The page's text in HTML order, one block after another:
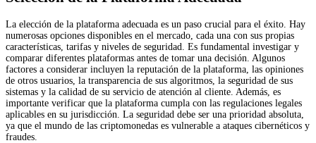
La elección de la plataforma adecuada es un paso crucial para el éxito. Hay
numerosas opciones disponibles en el mercado, cada una con sus propias
características, tarifas y niveles de seguridad. Es fundamental investigar y
comparar diferentes plataformas antes de tomar una decisión. Algunos
factores a considerar incluyen la reputación de la plataforma, las opiniones
de otros usuarios, la transparencia de sus algoritmos, la seguridad de sus
sistemas y la calidad de su servicio de atención al cliente. Además, es
importante verificar que la plataforma cumpla con las regulaciones legales
aplicables en su jurisdicción. La seguridad debe ser una prioridad absoluta,
ya que el mundo de las criptomonedas es vulnerable a ataques cibernéticos y
fraudes.